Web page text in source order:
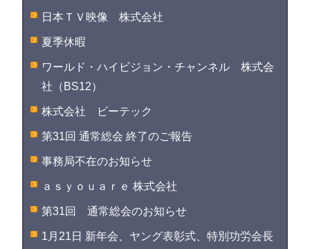
日本ＴＶ映像 株式会社
夏季休暇
ワールド・ハイビジョン・チャンネル 株式会
社（BS12）
株式会社 ビーテック
第31回 通常総会 終了のご報告
事務局不在のお知らせ
ａｓｙｏｕａｒｅ 株式会社
第31回 通常総会のお知らせ
1月21日 新年会、ヤング表彰式、特別功労会長